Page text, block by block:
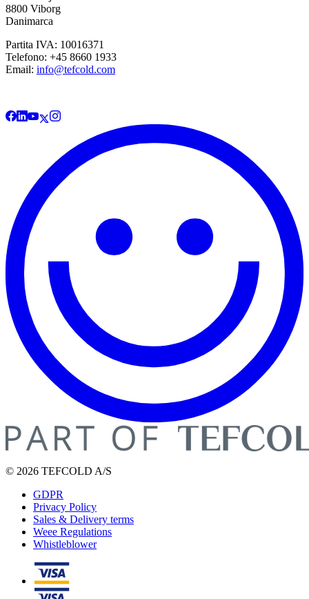
8800 Viborg
Danimarca
Partita IVA: 10016371
Telefono: +45 8660 1933
Email: info@tefcold.com
© 2026 TEFCOLD A/S
GDPR
Privacy Policy
Sales & Delivery terms
Weee Regulations
Whistleblower